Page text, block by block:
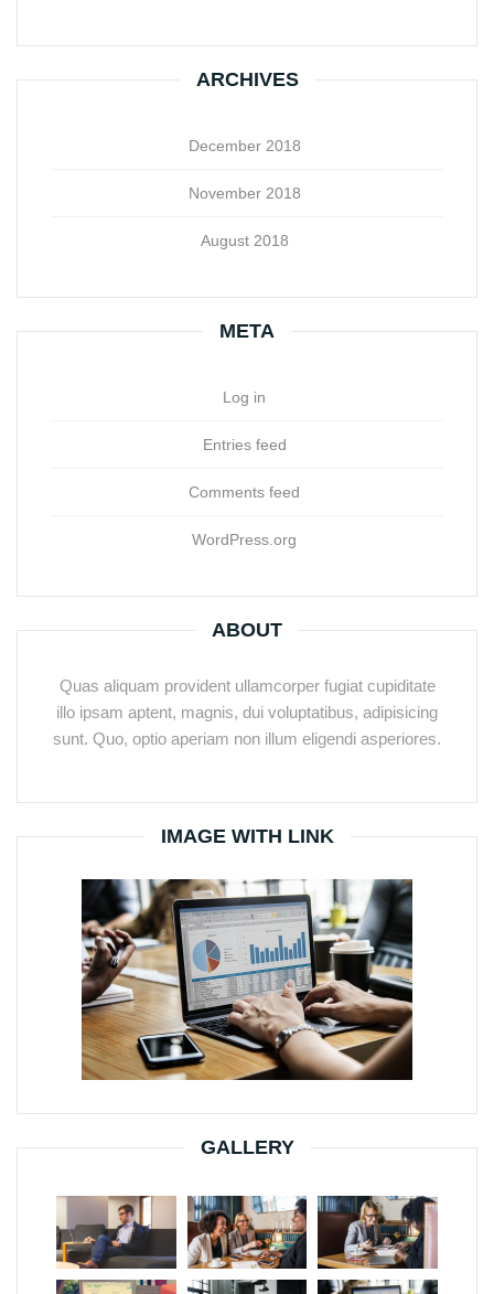
ARCHIVES
December 2018
November 2018
August 2018
META
Log in
Entries feed
Comments feed
WordPress.org
ABOUT
Quas aliquam provident ullamcorper fugiat cupiditate
illo ipsam aptent, magnis, dui voluptatibus, adipisicing
sunt. Quo, optio aperiam non illum eligendi asperiores.
IMAGE WITH LINK
GALLERY